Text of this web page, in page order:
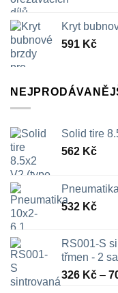
Kryt
591 Kč
Solid tire
562 Kč
532 Kč
RS001-S
třmen - 2
326 Kč –